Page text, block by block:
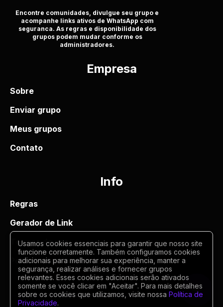
Encontre comunidades, divulgue seu grupo e
acompanhe links ativos de WhatsApp com
seguranca. As regras e disponibilidade dos
grupos podem mudar conforme os
administradores.
Empresa
Sobre
Enviar grupo
Meus grupos
Contato
Info
Regras
Gerador de Link
Termos de uso
Politica de privacidade
Usamos cookies essenciais para garantir que nosso site
funcione corretamente. Também configuramos cookies
adicionais para melhorar sua experiência, manter a
segurança, realizar análises e fornecer grupos
relevantes. Esses cookies adicionais serão ativados
somente se você clicar em "Aceitar". Para mais detalhes
sobre os cookies que utilizamos, visite nossa Política de
Privacidade.